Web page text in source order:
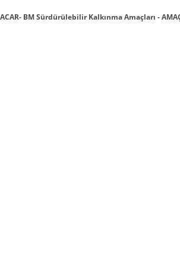
BM Sürdürülebilir Kalkınma Amaçları -